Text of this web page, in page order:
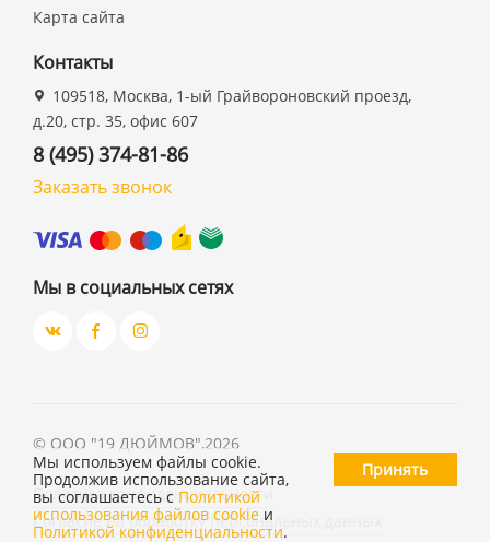
Карта сайта
Контакты
109518, Москва, 1-ый Грайвороновский проезд,
д.20, стр. 35, офис 607
8 (495) 374-81-86
Заказать звонок
Мы в социальных сетях
© ООО "19 ДЮЙМОВ",2026
Политика конфиденциальности
Согласие на обработку персональных данных
Мы используем файлы cookie.
Продолжив использование сайта,
вы соглашаетесь с Политикой
использования файлов cookie и
Политикой конфиденциальности.
Принять